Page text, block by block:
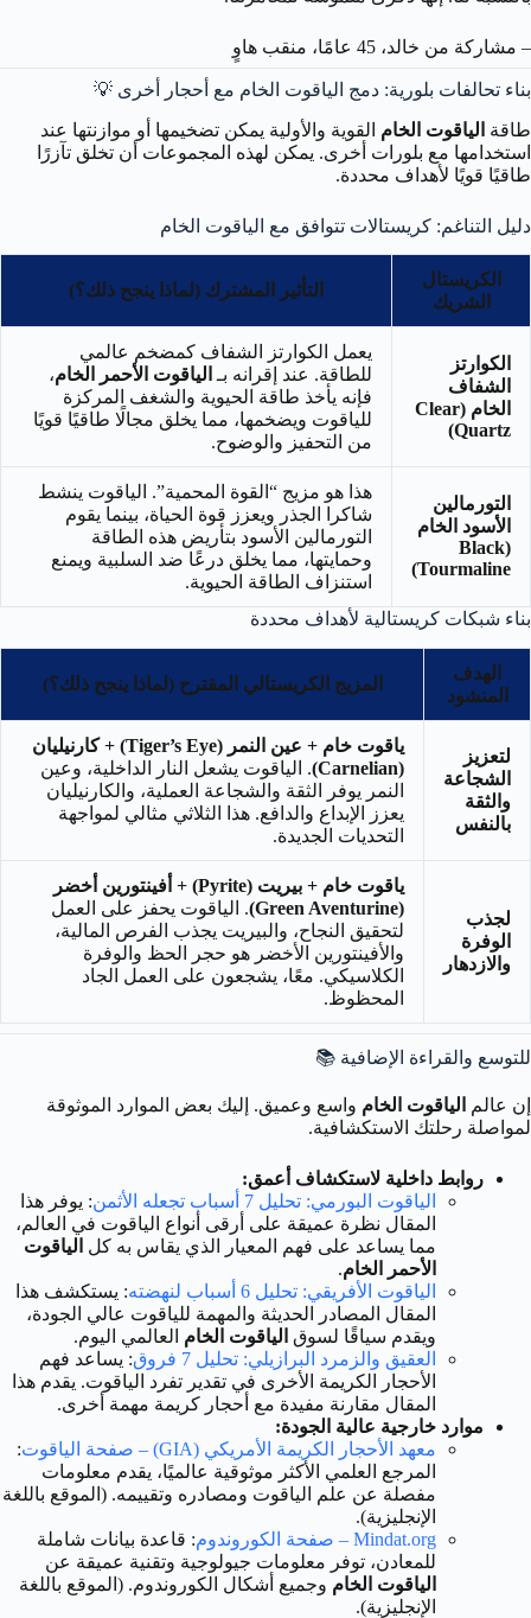
– مشاركة من خالد، 45 عامًا، منقب هاوٍ
بناء تحالفات بلورية: دمج الياقوت الخام مع أحجار أخرى 💡
طاقة الياقوت الخام القوية والأولية يمكن تضخيمها أو موازنتها عند
استخدامها مع بلورات أخرى. يمكن لهذه المجموعات أن تخلق تآزرًا
طاقيًا قويًا لأهداف محددة.
دليل التناغم: كريستالات تتوافق مع الياقوت الخام
الكريستال
الشريك
التأثير المشترك (لماذا ينجح ذلك؟)
الكوارتز
الشفاف
الخام (Clear
Quartz)
يعمل الكوارتز الشفاف كمضخم عالمي
للطاقة. عند إقرانه بـ الياقوت الأحمر الخام،
فإنه يأخذ طاقة الحيوية والشغف المركزة
للياقوت ويضخمها، مما يخلق مجالًا طاقيًا قويًا
من التحفيز والوضوح.
التورمالين
الأسود الخام
(Black
Tourmaline)
هذا هو مزيج “القوة المحمية”. الياقوت ينشط
شاكرا الجذر ويعزز قوة الحياة، بينما يقوم
التورمالين الأسود بتأريض هذه الطاقة
وحمايتها، مما يخلق درعًا ضد السلبية ويمنع
استنزاف الطاقة الحيوية.
بناء شبكات كريستالية لأهداف محددة
الهدف
المنشود
المزيج الكريستالي المقترح (لماذا ينجح ذلك؟)
لتعزيز
الشجاعة
والثقة
بالنفس
ياقوت خام + عين النمر (Tiger’s Eye) + كارنيليان
(Carnelian)
. الياقوت يشعل النار الداخلية، وعين
النمر يوفر الثقة والشجاعة العملية، والكارنيليان
يعزز الإبداع والدافع. هذا الثلاثي مثالي لمواجهة
التحديات الجديدة.
لجذب
الوفرة
والازدهار
ياقوت خام + بيريت (Pyrite) + أفينتورين أخضر
(Green Aventurine)
. الياقوت يحفز على العمل
لتحقيق النجاح، والبيريت يجذب الفرص المالية،
والأفينتورين الأخضر هو حجر الحظ والوفرة
الكلاسيكي. معًا، يشجعون على العمل الجاد
المحظوظ.
للتوسع والقراءة الإضافية 📚
إن عالم الياقوت الخام واسع وعميق. إليك بعض الموارد الموثوقة
لمواصلة رحلتك الاستكشافية.
روابط داخلية لاستكشاف أعمق:
الياقوت البورمي: تحليل 7 أسباب تجعله الأثمن
: يوفر هذا
المقال نظرة عميقة على أرقى أنواع الياقوت في العالم،
مما يساعد على فهم المعيار الذي يقاس به كل الياقوت
الأحمر الخام.
الياقوت الأفريقي: تحليل 6 أسباب لنهضته
: يستكشف هذا
المقال المصادر الحديثة والمهمة للياقوت عالي الجودة،
ويقدم سياقًا لسوق الياقوت الخام العالمي اليوم.
العقيق والزمرد البرازيلي: تحليل 7 فروق
: يساعد فهم
الأحجار الكريمة الأخرى في تقدير تفرد الياقوت. يقدم هذا
المقال مقارنة مفيدة مع أحجار كريمة مهمة أخرى.
موارد خارجية عالية الجودة:
معهد الأحجار الكريمة الأمريكي (GIA) – صفحة الياقوت
:
المرجع العلمي الأكثر موثوقية عالميًا، يقدم معلومات
مفصلة عن علم الياقوت ومصادره وتقييمه. (الموقع باللغة
الإنجليزية).
Mindat.org – صفحة الكوروندوم
: قاعدة بيانات شاملة
للمعادن، توفر معلومات جيولوجية وتقنية عميقة عن
الياقوت الخام وجميع أشكال الكوروندوم. (الموقع باللغة
الإنجليزية).